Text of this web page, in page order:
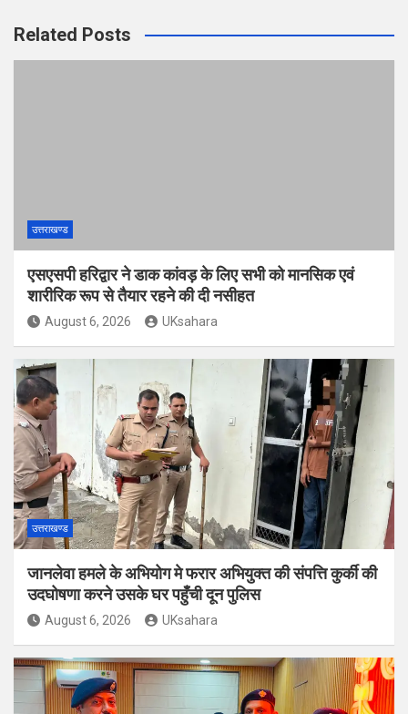
Related Posts
उत्तराखण्ड
एसएसपी हरिद्वार ने डाक कांवड़ के लिए सभी को मानसिक एवं
शारीरिक रूप से तैयार रहने की दी नसीहत
August 6, 2026 UKsahara
उत्तराखण्ड
जानलेवा हमले के अभियोग मे फरार अभियुक्त की संपत्ति कुर्की की
उदघोषणा करने उसके घर पहुँची दून पुलिस
August 6, 2026 UKsahara